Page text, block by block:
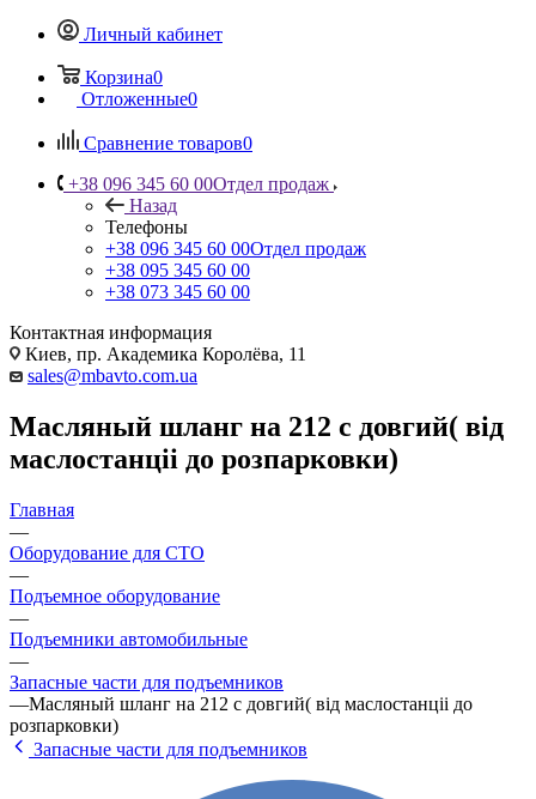
Личный кабинет
Корзина0
Отложенные0
Сравнение товаров0
+38 096 345 60 00Отдел продаж
Назад
Телефоны
+38 096 345 60 00Отдел продаж
+38 095 345 60 00
+38 073 345 60 00
Контактная информация
Киев, пр. Академика Королёва, 11
sales@mbavto.com.ua
Масляный шланг на 212 с довгий( від
маслостанціі до розпарковки)
Главная
—
Оборудование для СТО
—
Подъемное оборудование
—
Подъемники автомобильные
—
Запасные части для подъемников
—Масляный шланг на 212 с довгий( від маслостанціі до
розпарковки)
Запасные части для подъемников